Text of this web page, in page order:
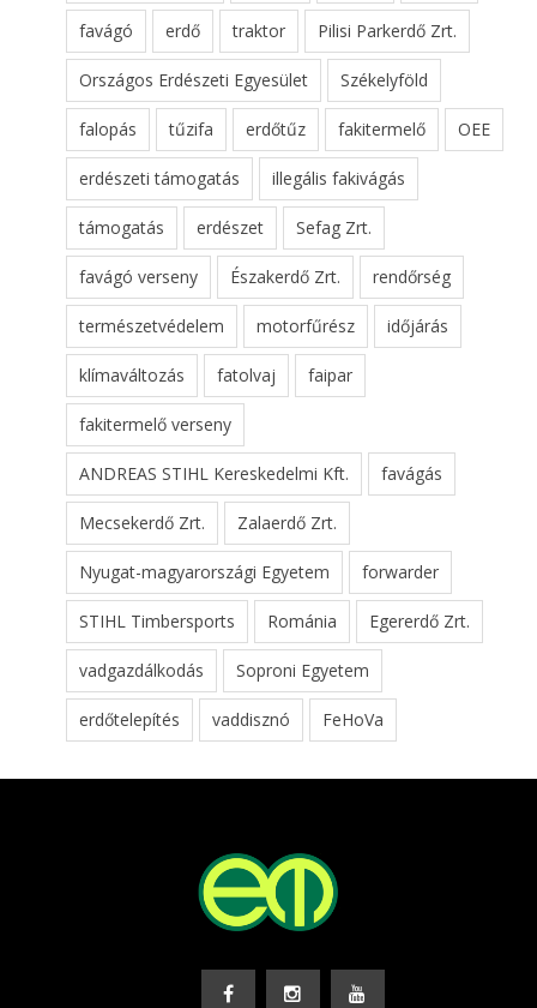
favágó erdő traktor Pilisi Parkerdő Zrt.
Országos Erdészeti Egyesület Székelyföld
falopás tűzifa erdőtűz fakitermelő OEE
erdészeti támogatás illegális fakivágás
támogatás erdészet Sefag Zrt.
favágó verseny Északerdő Zrt. rendőrség
természetvédelem motorfűrész időjárás
klímaváltozás fatolvaj faipar
fakitermelő verseny
ANDREAS STIHL Kereskedelmi Kft. favágás
Mecsekerdő Zrt. Zalaerdő Zrt.
Nyugat-magyarországi Egyetem forwarder
STIHL Timbersports Románia Egererdő Zrt.
vadgazdálkodás Soproni Egyetem
erdőtelepítés vaddisznó FeHoVa